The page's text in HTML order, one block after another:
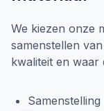
We kiezen onze
samenstellen
kwaliteit en waar